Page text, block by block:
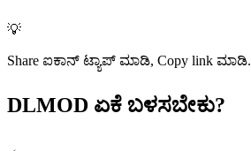
💡
Share ಐಕಾನ್ ಟ್ಯಾಪ್ ಮಾಡಿ, Copy link ಮಾಡಿ.
DLMOD ಏಕೆ ಬಳಸಬೇಕು?